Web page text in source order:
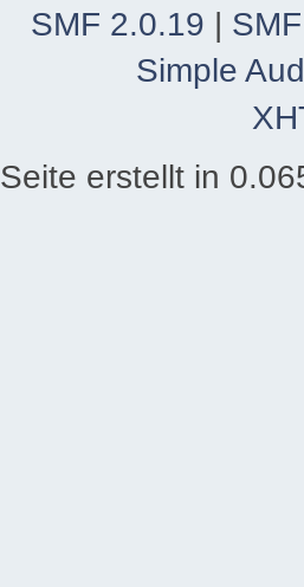
SMF 2.0.19 |
Simple
Seite erstellt in